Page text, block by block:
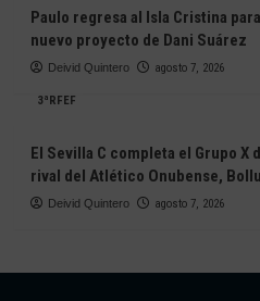
Paulo regresa al Isla Cristina
nuevo proyecto de Dani Suárez
Deivid Quintero agosto 7, 2026
3ªRFEF
El Sevilla C completa el Grupo X
rival del Atlético Onubense,
Deivid Quintero agosto 7, 2026